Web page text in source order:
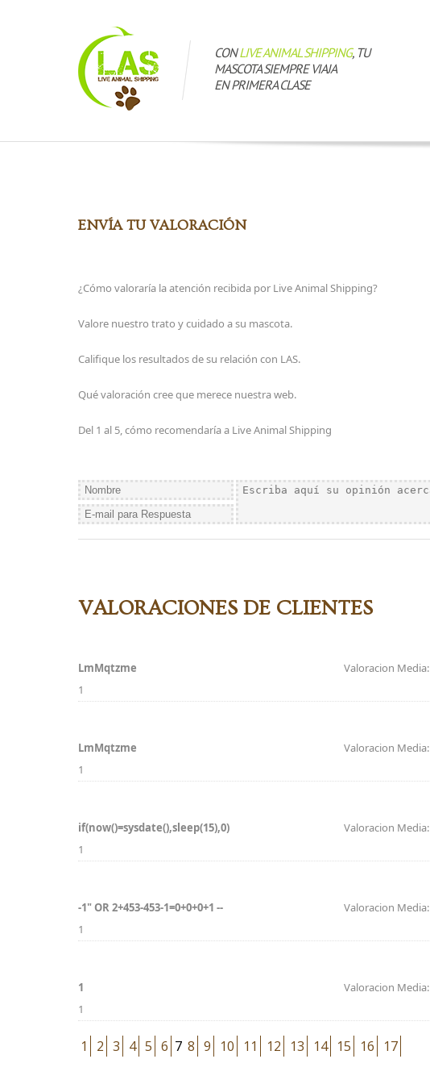
CONLIVE ANIMAL SHIPPING, TU
MASCOTA SIEMPRE VIAJA
EN PRIMERA CLASE
ENVÍA TU VALORACIÓN
¿Cómo valoraría la atención recibida por Live Animal Shipping?
Valore nuestro trato y cuidado a su mascota.
Califique los resultados de su relación con LAS.
Qué valoración cree que merece nuestra web.
Del 1 al 5, cómo recomendaría a Live Animal Shipping
VALORACIONES DE CLIENTES
LmMqtzme Valoracion Media:
1
LmMqtzme Valoracion Media:
1
if(now()=sysdate(),sleep(15),0) Valoracion Media:
1
-1" OR 2+453-453-1=0+0+0+1 -- Valoracion Media:
1
1 Valoracion Media:
1
1 2 3 4 5 6 7 8 9 10 11 12 13 14 15 16 17